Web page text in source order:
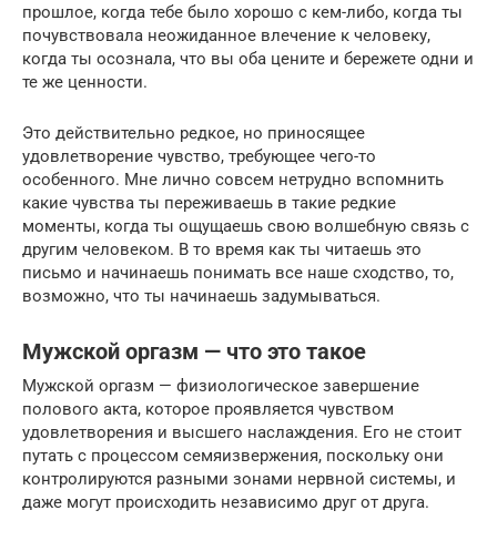
прошлое, когда тебе было хорошо с кем-либо, когда ты
почувствовала неожиданное влечение к человеку,
когда ты осознала, что вы оба цените и бережете одни и
те же ценности.
Это действительно редкое, но приносящее
удовлетворение чувство, требующее чего-то
особенного. Мне лично совсем нетрудно вспомнить
какие чувства ты переживаешь в такие редкие
моменты, когда ты ощущаешь свою волшебную связь с
другим человеком. В то время как ты читаешь это
письмо и начинаешь понимать все наше сходство, то,
возможно, что ты начинаешь задумываться.
Мужской оргазм — что это такое
Мужской оргазм — физиологическое завершение
полового акта, которое проявляется чувством
удовлетворения и высшего наслаждения. Его не стоит
путать с процессом семяизвержения, поскольку они
контролируются разными зонами нервной системы, и
даже могут происходить независимо друг от друга.